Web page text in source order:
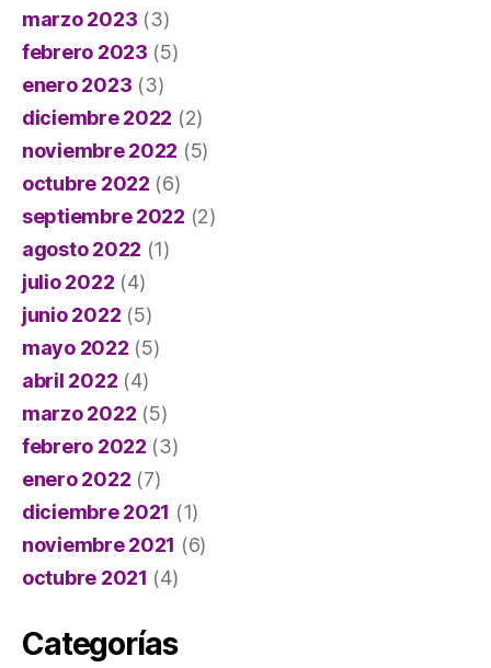
marzo 2023 (3)
febrero 2023 (5)
enero 2023 (3)
diciembre 2022 (2)
noviembre 2022 (5)
octubre 2022 (6)
septiembre 2022 (2)
agosto 2022 (1)
julio 2022 (4)
junio 2022 (5)
mayo 2022 (5)
abril 2022 (4)
marzo 2022 (5)
febrero 2022 (3)
enero 2022 (7)
diciembre 2021 (1)
noviembre 2021 (6)
octubre 2021 (4)
Categorías